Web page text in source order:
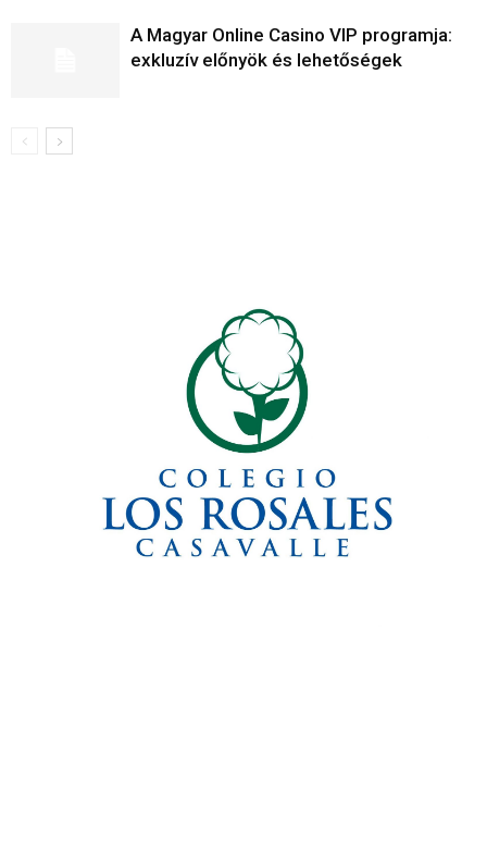
A Magyar Online Casino VIP programja:
exkluzív előnyök és lehetőségek